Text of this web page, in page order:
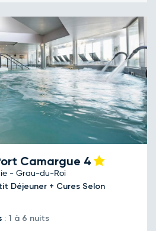
Camargue 4
- Grau-du-Roi
Déjeuner + Cures Selon
: 1 à 6 nuits